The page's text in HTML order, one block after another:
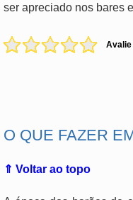
ser apreciado nos bares
Avalie
O QUE FAZER
⇑ Voltar ao topo